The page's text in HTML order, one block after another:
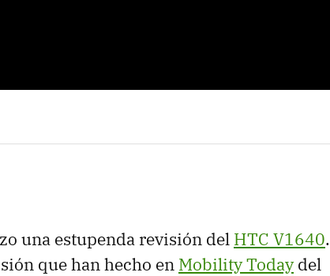
una estupenda revisión del HTC V1640.
que han hecho en Mobility Todaydel